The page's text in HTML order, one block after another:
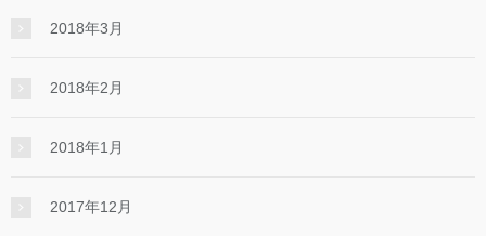
2018年3月
2018年2月
2018年1月
2017年12月